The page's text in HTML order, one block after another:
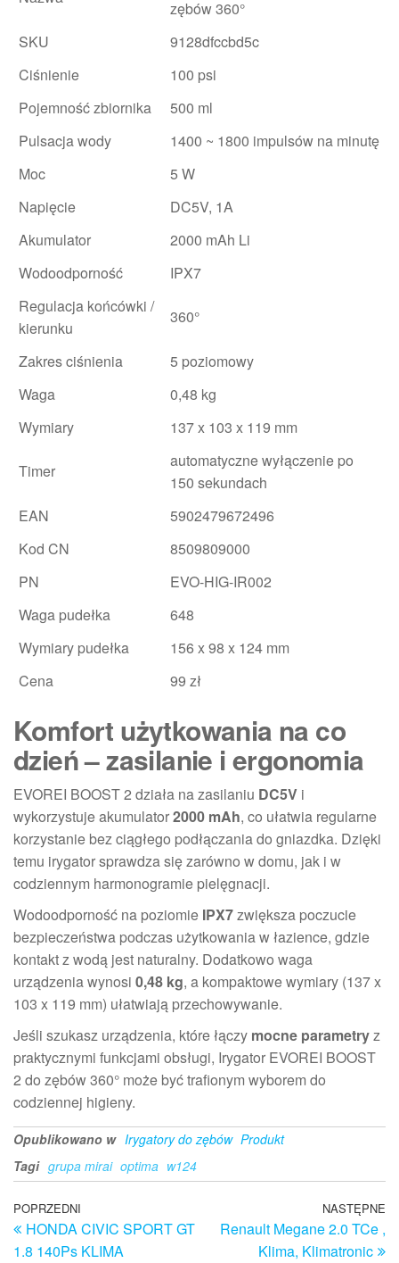
zębów 360°
SKU
9128dfccbd5c
Ciśnienie
100 psi
Pojemność zbiornika
500 ml
Pulsacja wody
1400 ~ 1800 impulsów na minutę
Moc
5 W
Napięcie
DC5V, 1A
Akumulator
2000 mAh Li
Wodoodporność
IPX7
Regulacja końcówki /
kierunku
360°
Zakres ciśnienia
5 poziomowy
Waga
0,48 kg
Wymiary
137 x 103 x 119 mm
Timer
automatyczne wyłączenie po
150 sekundach
EAN
5902479672496
Kod CN
8509809000
PN
EVO-HIG-IR002
Waga pudełka
648
Wymiary pudełka
156 x 98 x 124 mm
Cena
99 zł
Komfort użytkowania na co
dzień – zasilanie i ergonomia
EVOREI BOOST 2 działa na zasilaniu DC5V i
wykorzystuje akumulator2000 mAh, co ułatwia regularne
korzystanie bez ciągłego podłączania do gniazdka. Dzięki
temu irygator sprawdza się zarówno w domu, jak i w
codziennym harmonogramie pielęgnacji.
Wodoodporność na poziomie IPX7zwiększa poczucie
bezpieczeństwa podczas użytkowania w łazience, gdzie
kontakt z wodą jest naturalny. Dodatkowo waga
urządzenia wynosi 0,48 kg, a kompaktowe wymiary (137 x
103 x 119 mm) ułatwiają przechowywanie.
Jeśli szukasz urządzenia, które łączy mocne parametryz
praktycznymi funkcjami obsługi, Irygator EVOREI BOOST
2 do zębów 360° może być trafionym wyborem do
codziennej higieny.
Opublikowano w Irygatory do zębów Produkt
Tagi grupa mirai optima w124
Nawigacja
wpisu
Poprzedni
wpis
POPRZEDNI
HONDA CIVIC SPORT GT
1.8 140Ps KLIMA
NASTĘPNE
Renault Megane 2.0 TCe ,
Klima, Klimatronic